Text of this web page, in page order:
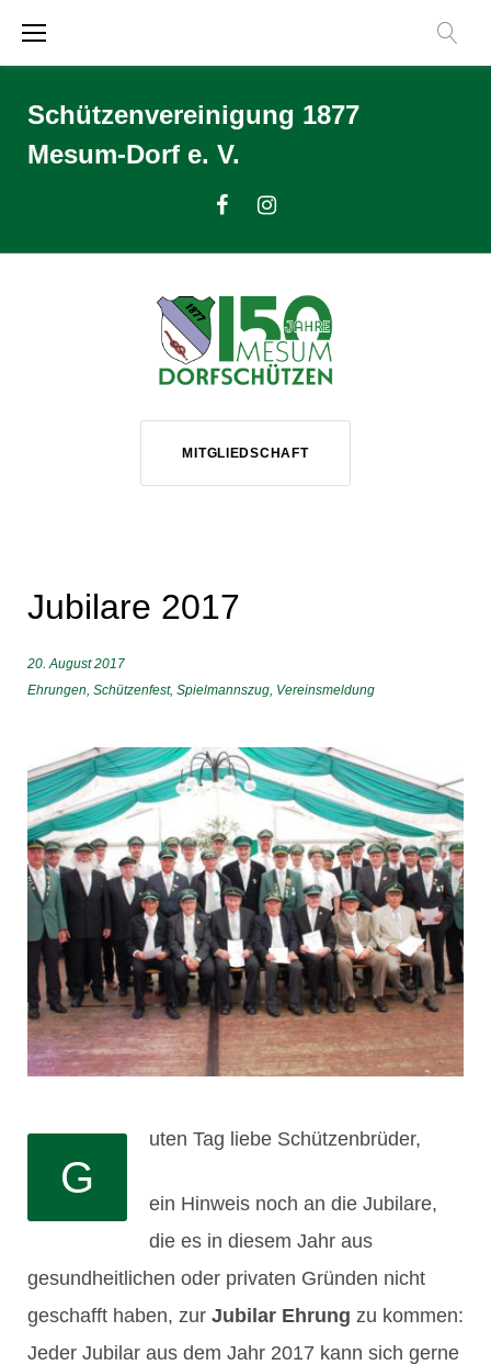
Schützenvereinigung 1877
Mesum-Dorf e. V.
MITGLIEDSCHAFT
Jubilare 2017
20. August 2017
Ehrungen, Schützenfest, Spielmannszug, Vereinsmeldung
G
uten Tag liebe Schützenbrüder,
ein Hinweis noch an die Jubilare,
die es in diesem Jahr aus
gesundheitlichen oder privaten Gründen nicht
geschafft haben, zur Jubilar Ehrung zu kommen:
Jeder Jubilar aus dem Jahr 2017 kann sich gerne